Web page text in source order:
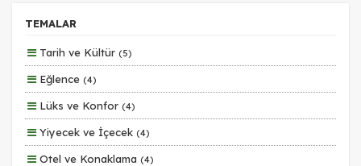
Planlanan
Otobüs Ile
Uçak Ile
Ekstralar Dahil
TEMALAR
Tarih ve Kültür (5)
Eğlence (4)
Lüks ve Konfor (4)
Yiyecek ve İçecek (4)
Otel ve Konaklama (4)